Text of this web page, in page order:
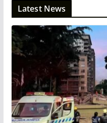
Latest News